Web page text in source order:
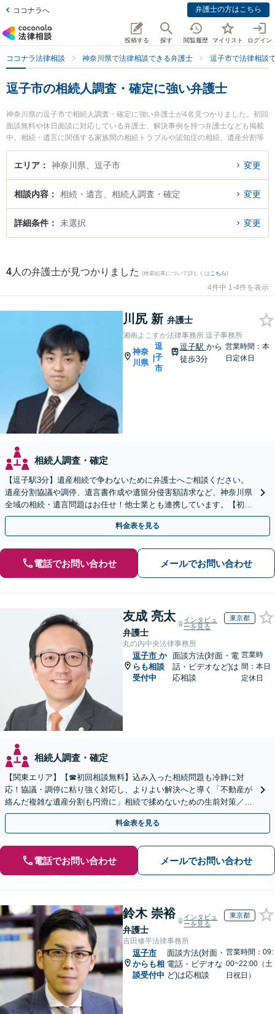
ココナラへ 弁護士の方はこちら
投稿する 探す 閲覧履歴 マイリスト ログイン
ココナラ法律相談 神奈川県で法律相談できる弁護士 逗子市で法律相談
逗子市の相続人調査・確定に強い弁護士
神奈川県の逗子市で相続人調査・確定に強い弁護士が4名見つかりました。初回
面談無料や休日面談に対応している弁護士、解決事例を持つ弁護士なども掲載
中。相続・遺言に関係する家族間の相続トラブルや認知症の相続、遺産分割等
の細かな分野での絞り込み検索もでき便利です。特に湘南よこすか法律事務所
逗子事務所の川尻 新弁護士や逗子法律事務所の手島 万里弁護士、逗子税務法律
ルを今すぐに弁護士に相談したい』『相続人調査・確定のトラブル解決の実績
豊富な近くの弁護士を検索したい』『初回相談無料で相続人調査・確定を法律
相談できる逗子市内の弁護士に相談予約したい』などでお困りの相談者さんに
エリア 神奈川県、逗子市 変更
相談内容 相続・遺言、相続人調査・確定 変更
詳細条件 未選択 変更
4 人の弁護士が見つかりました (検索結果について詳しくは こちら)
4件中 1-4件を表示
川尻 新 弁護士
湘南よこすか法律事務所 逗子事務所
神奈
川県
|
逗
子
市
逗子駅 から
徒歩3分
営業時間：本
日定休日
相続人調査・確定
【逗子駅3分】遺産相続で争わないために弁護士へご相談ください。
遺産分割協議や調停、遺言書作成や遺留分侵害額請求など、神奈川県
全域の相続・遺言問題はお任せ！他士業とも連携しています。【初回
面談無料】【夜間・休日は予約で対応可】
料金表を見る
電話でお問い合わせ メールでお問い合わせ
友成 亮太
弁護士
インタビュ
ーを見る
東京都
丸の内中央法律事務所
逗子市 か
らも相談
受付中
面談方法(対面・電
話・ビデオなど)は
応相談
営業時
間：本日
定休日
相続人調査・確定
【関東エリア】【☎︎初回相談無料】込み入った相続問題も冷静に対
応！協議・調停に粘り強く対応し、よりよい解決へと導く「不動産が
絡んだ複雑な遺産分割も円滑に」相続で揉めないための生前対策／遺
言書の作成から執行【夜間相談可】【有楽町駅1分】
料金表を見る
電話でお問い合わせ メールでお問い合わせ
鈴木 崇裕
弁護士
インタビュ
ーを見る
東京都
吉田修平法律事務所
逗子市
からも相
談受付中
面談方法(対面・
電話・ビデオな
ど)は応相談
営業時間：09:
00~22:00（土
日祝日）